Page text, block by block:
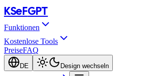
KSeFGPT
Funktionen
Kostenlose Tools
PreiseFAQ
DE Design wechseln